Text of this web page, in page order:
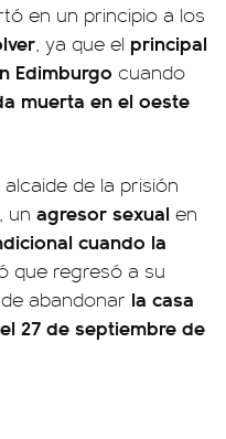
en un principio a los
, ya que el principal
Edimburgo cuando
muerta en el oeste
de la prisión
, un agresor sexual en
cuando la
que regresó a su
de abandonar la casa
27 de septiembre de